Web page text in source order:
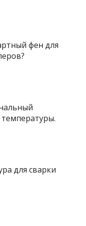
фен для
для сварки